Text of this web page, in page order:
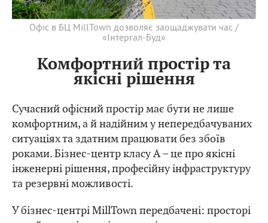
Офіс в БЦ MillTown дозволяє заощаджувати час /
«Інтергал-Буд»
Комфортний простір та
якісні рішення
Сучасний офісний простір має бути не лише
комфортним, а й надійним у непередбачуваних
ситуаціях та здатним працювати без збоїв
роками. Бізнес-центр класу А – це про якісні
інженерні рішення, професійну інфраструктуру
та резервні можливості.
У бізнес-центрі MillTown передбачені: просторі